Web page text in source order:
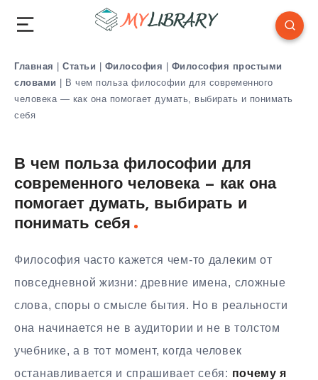
Главная | Статьи | Философия | Философия простыми
словами | В чем польза философии для современного
человека — как она помогает думать, выбирать и понимать
себя
В чем польза философии для
современного человека — как она
помогает думать, выбирать и
понимать себя
Философия часто кажется чем-то далеким от
повседневной жизни: древние имена, сложные
слова, споры о смысле бытия. Но в реальности
она начинается не в аудитории и не в толстом
учебнике, а в тот момент, когда человек
останавливается и спрашивает себя: почему я